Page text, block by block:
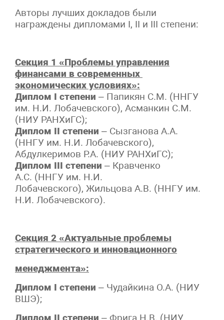
Авторы лучших докладов были
награждены дипломами I, II и III степени:
Секция 1 «Проблемы управления
финансами в современных
экономических условиях»:
Диплом I степени – Папикян С.М. (ННГУ
им. Н.И. Лобачевского), Асманкин С.М.
(НИУ РАНХиГС);
Диплом II степени – Сызганова А.А.
(ННГУ им. Н.И. Лобачевского),
Абдулкеримов Р.А. (НИУ РАНХиГС);
Диплом III степени – Кравченко
А.С. (ННГУ им. Н.И.
Лобачевского), Жильцова А.В. (ННГУ им.
Н.И. Лобачевского).
Секция 2 «Актуальные проблемы
стратегического и инновационного
менеджмента»:
Диплом I степени – Чудайкина О.А. (НИУ
ВШЭ);
Диплом II степени – Фрига Н.В. (НИУ